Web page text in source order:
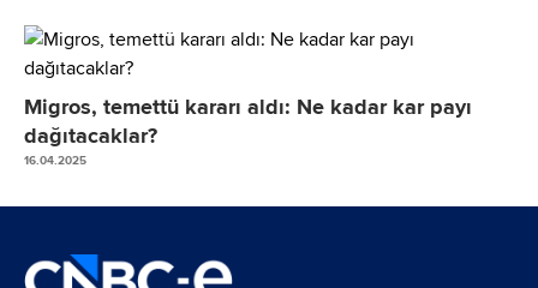
Migros, temettü kararı aldı: Ne kadar kar payı
dağıtacaklar?
16.04.2025